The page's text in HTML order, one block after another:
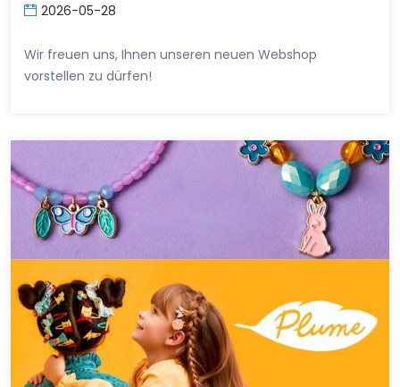
2026-05-28
Wir freuen uns, Ihnen unseren neuen Webshop
vorstellen zu dürfen!